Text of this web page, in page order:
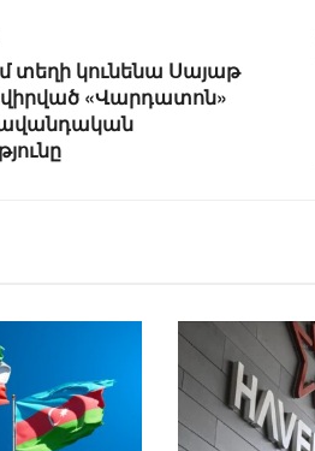
տեղի կունենա Սայաթ
«Վարդատոն»